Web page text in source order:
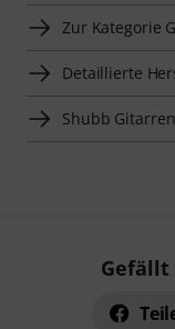
Zur Kategorie
Detaillierte
Shubb
Gefällt